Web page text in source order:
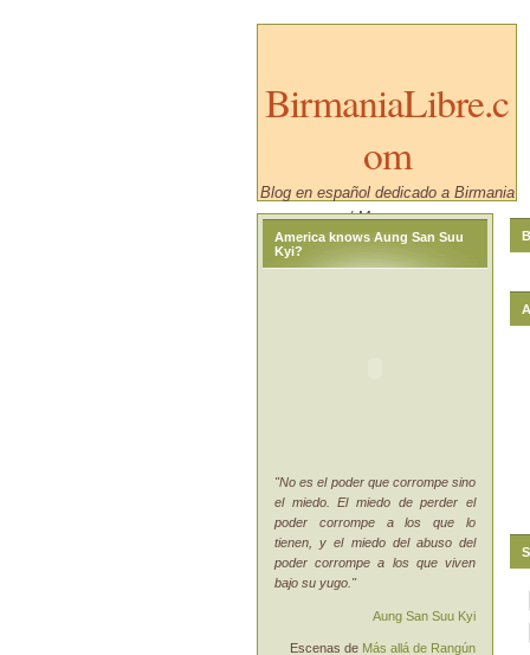
BirmaniaLibre.c
om
Blog en español dedicado a Birmania
/ Myanmar.
America knows Aung San Suu
Kyi?
"No es el poder que corrompe sino
el miedo. El miedo de perder el
poder corrompe a los que lo
tienen, y el miedo del abuso del
poder corrompe a los que viven
bajo su yugo."
Aung San Suu Kyi
Escenas de Más allá de Rangún